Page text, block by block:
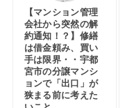
【マンション管理
会社から突然の解
約通知！？】修繕
は借金頼み、買い
手は限界・・宇都
宮市の分譲マンシ
ョンで「出口」が
狭まる前に考えた